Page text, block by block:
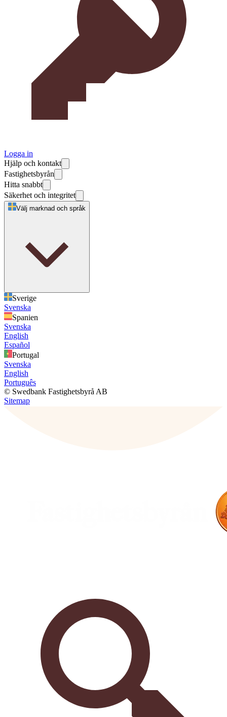
Logga in
Hjälp och kontakt
Fastighetsbyrån
Hitta snabbt
Säkerhet och integritet
Välj marknad och språk
Sverige
Svenska
Spanien
Svenska
English
Español
Portugal
Svenska
English
Português
© Swedbank Fastighetsbyrå AB
Sitemap